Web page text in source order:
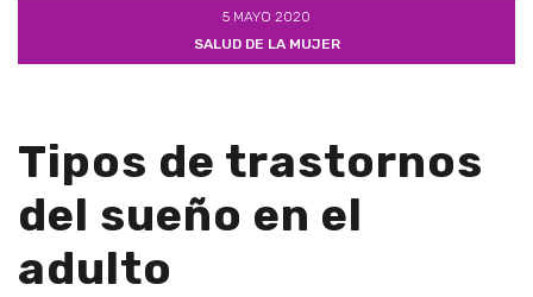
5 MAYO 2020
SALUD DE LA MUJER
Tipos de trastornos
del sueño en el
adulto